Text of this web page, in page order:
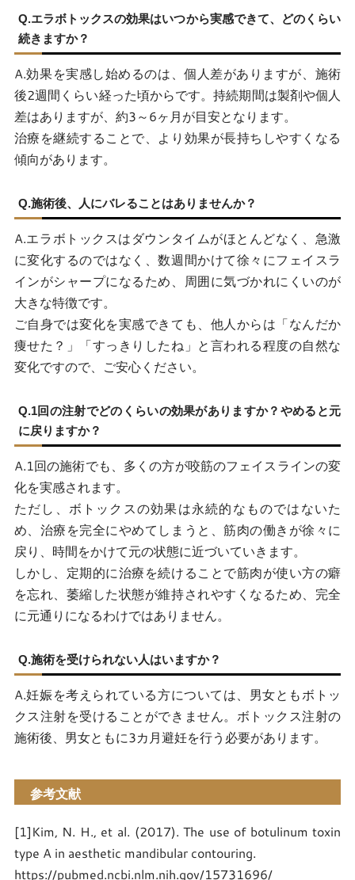
Q.エラボトックスの効果はいつから実感できて、どのくらい
続きますか？
A.効果を実感し始めるのは、個人差がありますが、施術
後2週間くらい経った頃からです。持続期間は製剤や個人
差はありますが、約3～6ヶ月が目安となります。
治療を継続することで、より効果が長持ちしやすくなる
傾向があります。
Q.施術後、人にバレることはありませんか？
A.エラボトックスはダウンタイムがほとんどなく、急激
に変化するのではなく、数週間かけて徐々にフェイスラ
インがシャープになるため、周囲に気づかれにくいのが
大きな特徴です。
ご自身では変化を実感できても、他人からは「なんだか
痩せた？」「すっきりしたね」と言われる程度の自然な
変化ですので、ご安心ください。
Q.1回の注射でどのくらいの効果がありますか？やめると元
に戻りますか？
A.1回の施術でも、多くの方が咬筋のフェイスラインの変
化を実感されます。
ただし、ボトックスの効果は永続的なものではないた
め、治療を完全にやめてしまうと、筋肉の働きが徐々に
戻り、時間をかけて元の状態に近づいていきます。
しかし、定期的に治療を続けることで筋肉が使い方の癖
を忘れ、萎縮した状態が維持されやすくなるため、完全
に元通りになるわけではありません。
Q.施術を受けられない人はいますか？
A.妊娠を考えられている方については、男女ともボトッ
クス注射を受けることができません。ボトックス注射の
施術後、男女ともに3カ月避妊を行う必要があります。
参考文献
[1]Kim, N. H., et al. (2017). The use of botulinum toxin
type A in aesthetic mandibular contouring.
https://pubmed.ncbi.nlm.nih.gov/15731696/